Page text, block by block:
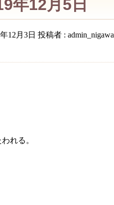
年12月5日
12月3日 投稿者 : admin_nigawa
れる。